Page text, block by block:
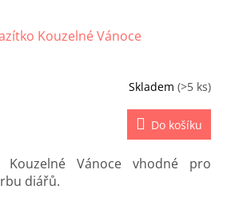
Kouzelné Vánoce
Skladem(>5 ks)
Do košíku
Kouzelné Vánoce vhodné pro
diářů.